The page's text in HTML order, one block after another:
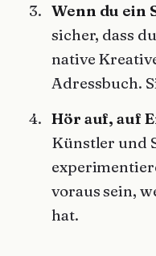
Wenn du ein
sicher, dass
native
Adressbuch.
Hör auf, auf
Künstler und
voraus sein,
hat.